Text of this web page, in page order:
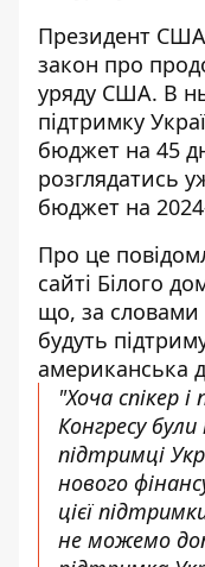
Президент
закон про
уряду США. В
підтримку
бюджет на 45
розглядатись
бюджет на
Про це
сайті Білого
що, за
будуть
американська
"Хоча спікер
Конгресу
підтримці
нового
цієї
не можемо